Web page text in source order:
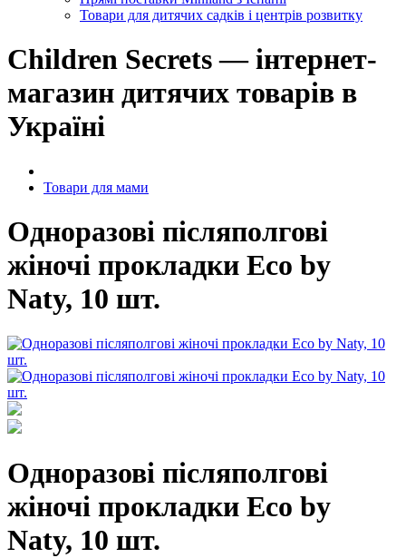
Товари для дитячих садків і центрів розвитку
Children Secrets — інтернет-
магазин дитячих товарів в
Україні
Товари для мами
Одноразові післяполгові
жіночі прокладки Eco by
Naty, 10 шт.
Одноразові післяполгові
жіночі прокладки Eco by
Naty, 10 шт.